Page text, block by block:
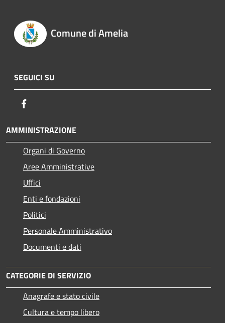
Comune di Amelia
SEGUICI SU
AMMINISTRAZIONE
Organi di Governo
Aree Amministrative
Uffici
Enti e fondazioni
Politici
Personale Amministrativo
Documenti e dati
CATEGORIE DI SERVIZIO
Anagrafe e stato civile
Cultura e tempo libero